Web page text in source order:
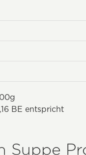
BE entspricht
Suppe